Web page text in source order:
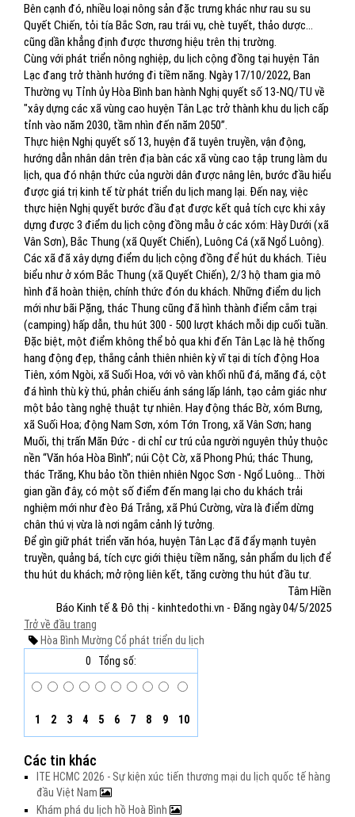
Bên cạnh đó, nhiều loại nông sản đặc trưng khác như rau su su
Quyết Chiến, tỏi tía Bắc Sơn, rau trái vụ, chè tuyết, thảo dược...
cũng dần khẳng định được thương hiệu trên thị trường.
Cùng với phát triển nông nghiệp, du lịch cộng đồng tại huyện Tân
Lạc đang trở thành hướng đi tiềm năng. Ngày 17/10/2022, Ban
Thường vụ Tỉnh ủy Hòa Bình ban hành Nghị quyết số 13-NQ/TU về
"xây dựng các xã vùng cao huyện Tân Lạc trở thành khu du lịch cấp
tỉnh vào năm 2030, tầm nhìn đến năm 2050”.
Thực hiện Nghị quyết số 13, huyện đã tuyên truyền, vận động,
hướng dẫn nhân dân trên địa bàn các xã vùng cao tập trung làm du
lịch, qua đó nhận thức của người dân được nâng lên, bước đầu hiểu
được giá trị kinh tế từ phát triển du lịch mang lại. Đến nay, việc
thực hiện Nghị quyết bước đầu đạt được kết quả tích cực khi xây
dựng được 3 điểm du lịch cộng đồng mẫu ở các xóm: Hày Dưới (xã
Vân Sơn), Bắc Thung (xã Quyết Chiến), Luông Cá (xã Ngổ Luông).
Các xã đã xây dựng điểm du lịch cộng đồng để hút du khách. Tiêu
biểu như ở xóm Bắc Thung (xã Quyết Chiến), 2/3 hộ tham gia mô
hình đã hoàn thiện, chính thức đón du khách. Những điểm du lịch
mới như bãi Pặng, thác Thung cũng đã hình thành điểm cắm trại
(camping) hấp dẫn, thu hút 300 - 500 lượt khách mỗi dịp cuối tuần.
Đặc biệt, một điểm không thể bỏ qua khi đến Tân Lạc là hệ thống
hang động đẹp, thắng cảnh thiên nhiên kỳ vĩ tại di tích động Hoa
Tiên, xóm Ngòi, xã Suối Hoa, với vô vàn khối nhũ đá, măng đá, cột
đá hình thù kỳ thú, phản chiếu ánh sáng lấp lánh, tạo cảm giác như
một bảo tàng nghệ thuật tự nhiên. Hay động thác Bờ, xóm Bưng,
xã Suối Hoa; động Nam Sơn, xóm Tớn Trong, xã Vân Sơn; hang
Muối, thị trấn Mãn Đức - di chỉ cư trú của người nguyên thủy thuộc
nền “Văn hóa Hòa Bình”; núi Cột Cờ, xã Phong Phú; thác Thung,
thác Trăng, Khu bảo tồn thiên nhiên Ngọc Sơn - Ngổ Luông... Thời
gian gần đây, có một số điểm đến mang lại cho du khách trải
nghiệm mới như đèo Đá Trắng, xã Phú Cường, vừa là điểm dừng
chân thú vị vừa là nơi ngắm cảnh lý tưởng.
Để gìn giữ phát triển văn hóa, huyện Tân Lạc đã đẩy mạnh tuyên
truyền, quảng bá, tích cực giới thiệu tiềm năng, sản phẩm du lịch để
thu hút du khách; mở rộng liên kết, tăng cường thu hút đầu tư.
Tâm Hiền
Báo Kinh tế & Đô thị - kinhtedothi.vn - Đăng ngày 04/5/2025
Trở về đầu trang
Hòa Bình Mường Cổ phát triển du lịch
0
Tổng số:
1 2 3 4 5 6 7 8 9 10
Các tin khác
ITE HCMC 2026 - Sự kiện xúc tiến thương mại du lịch quốc tế hàng
đầu Việt Nam
Khám phá du lịch hồ Hoà Bình